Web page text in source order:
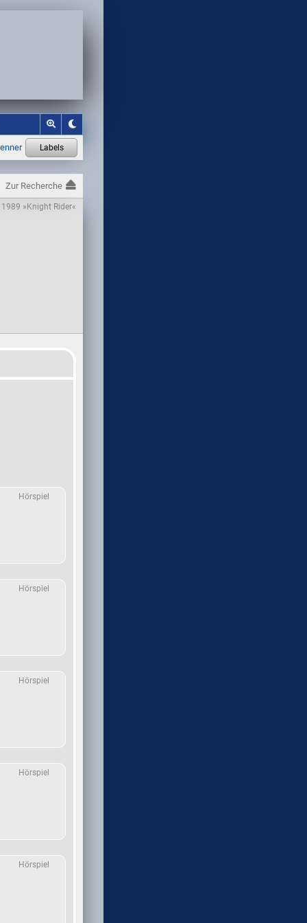
Zur Recherche
»Knight Rider«
Hörspiel
Hörspiel
Hörspiel
Hörspiel
Hörspiel